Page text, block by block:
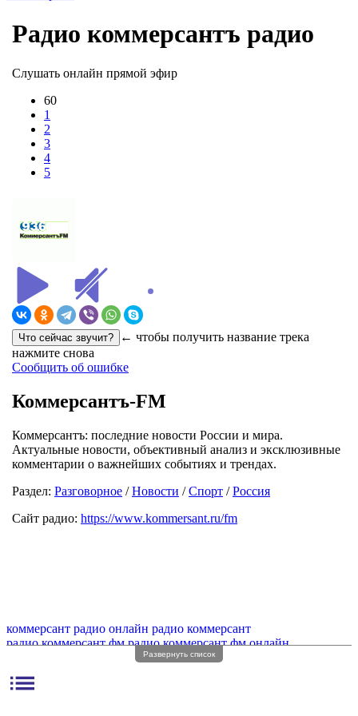
Радио коммерсантъ радио
Слушать онлайн прямой эфир
60
1
2
3
4
5
← чтобы получить название трека
нажмите снова
Сообщить об ошибке
Коммерсантъ-FM
Коммерсантъ: последние новости России и мира.
Актуальные новости, объективный анализ и эксклюзивные
комментарии о важнейших событиях и трендах.
Раздел: Разговорное /Новости /Спорт /Россия
Сайт радио: https://www.kommersant.ru/fm
коммерсант радио онлайн радио коммерсант
радио коммерсант фм радио коммерсант фм онлайн
коммерсант радио частота радио комер коммерсант фм
Развернуть список
list